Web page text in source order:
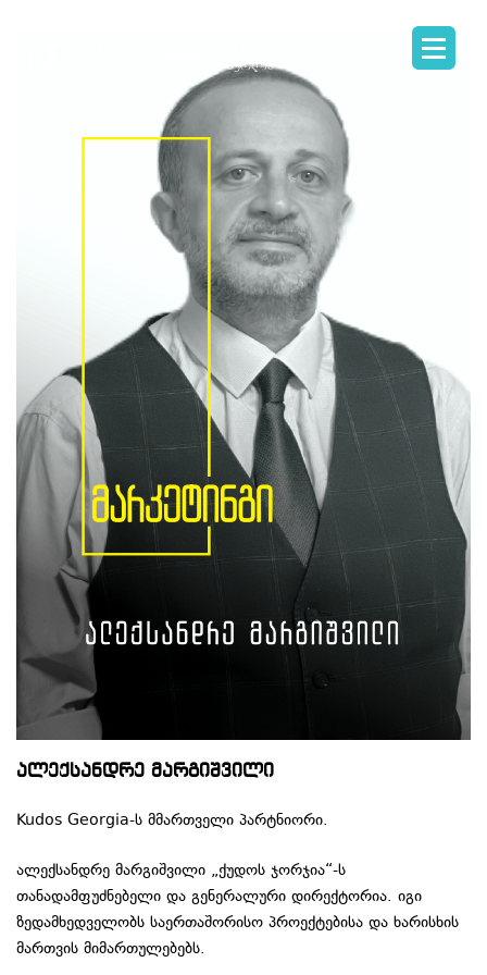
ალექსანდრე მარგიშვილი
Kudos Georgia-ს მმართველი პარტნიორი.
ალექსანდრე მარგიშვილი „ქუდოს ჯორჯია“-ს
თანადამფუძნებელი და გენერალური დირექტორია. იგი
ზედამხედველობს საერთაშორისო პროექტებისა და ხარისხის
მართვის მიმართულებებს.